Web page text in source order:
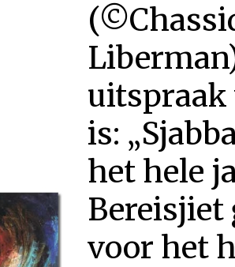
uitspraak
is:
het hele
Bereisjiet
voor het